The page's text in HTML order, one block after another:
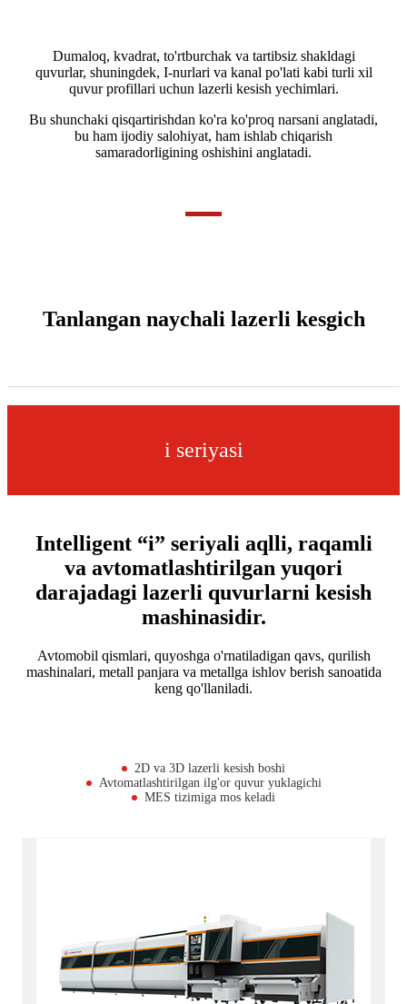
Dumaloq, kvadrat, to'rtburchak va tartibsiz shakldagi
quvurlar, shuningdek, I-nurlari va kanal po'lati kabi turli xil
quvur profillari uchun lazerli kesish yechimlari.
Bu shunchaki qisqartirishdan ko'ra ko'proq narsani anglatadi,
bu ham ijodiy salohiyat, ham ishlab chiqarish
samaradorligining oshishini anglatadi.
Tanlangan naychali lazerli kesgich
i seriyasi
Intelligent “i” seriyali aqlli, raqamli
va avtomatlashtirilgan yuqori
darajadagi lazerli quvurlarni kesish
mashinasidir.
Avtomobil qismlari, quyoshga o'rnatiladigan qavs, qurilish
mashinalari, metall panjara va metallga ishlov berish sanoatida
keng qo'llaniladi.
2D va 3D lazerli kesish boshi
Avtomatlashtirilgan ilg'or quvur yuklagichi
MES tizimiga mos keladi